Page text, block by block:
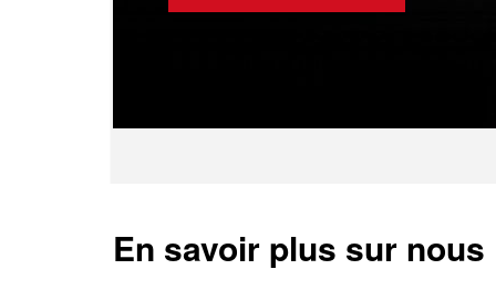
En savoir plus sur nous